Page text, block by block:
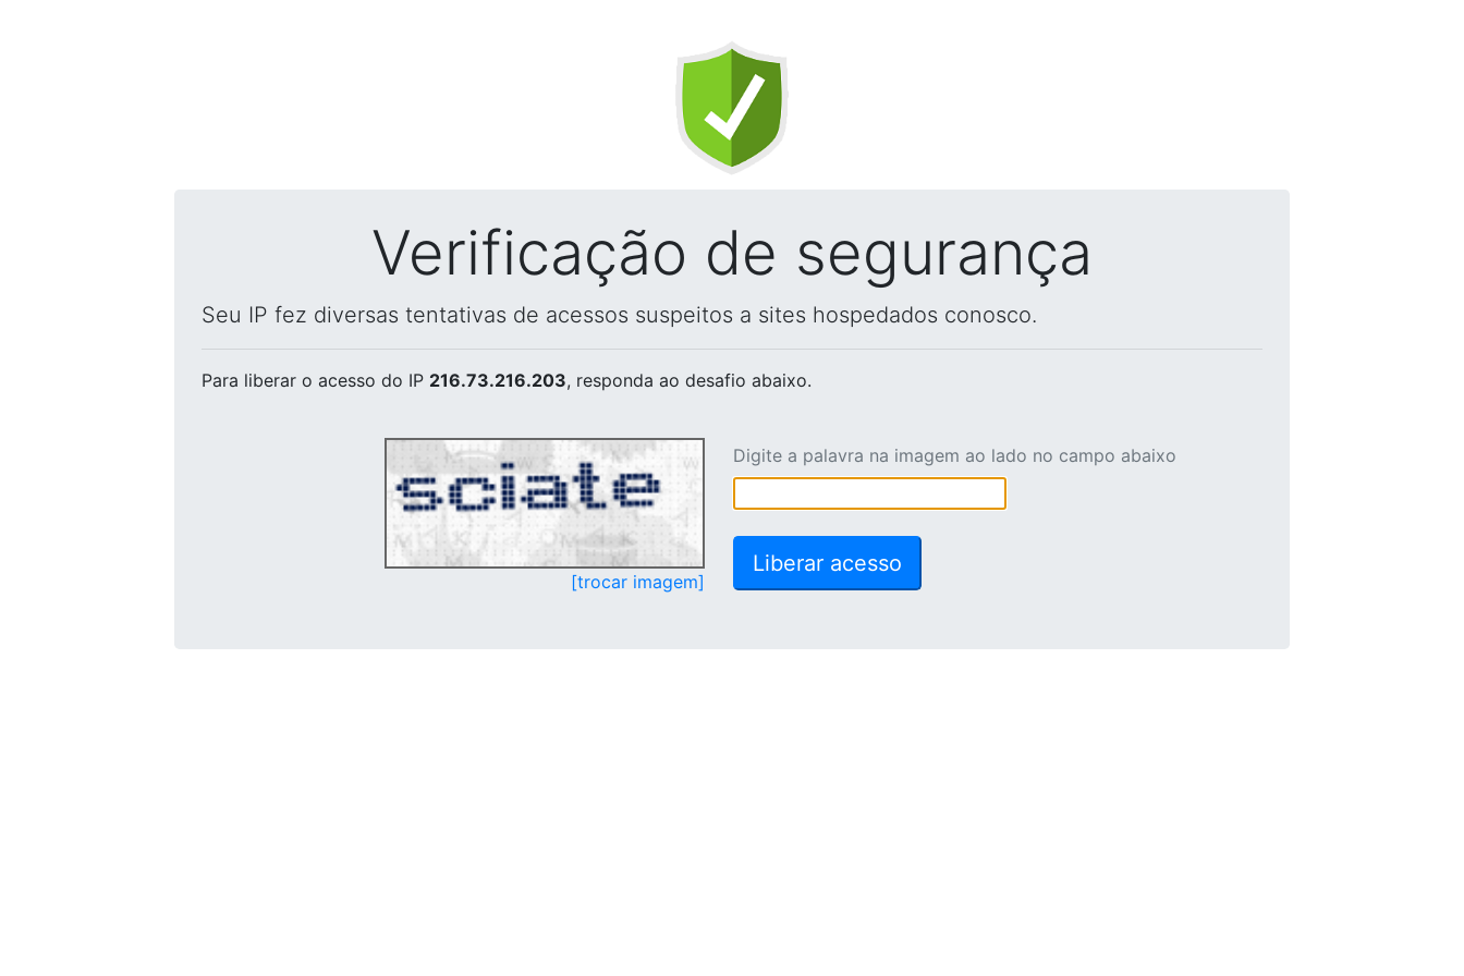
Verificação de segurança
Seu IP fez diversas tentativas de acessos suspeitos a sites hospedados conosco.
Para liberar o acesso do IP 216.73.216.203, responda ao desafio abaixo.
[trocar imagem]
Digite a palavra na imagem ao lado no campo abaixo